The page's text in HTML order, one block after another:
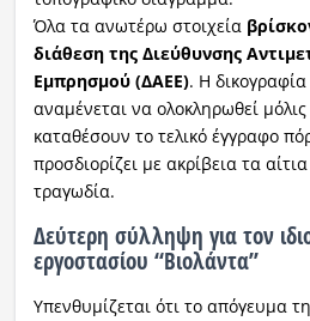
Όλα τα ανωτέρω στοιχεία
διάθεση της Διεύθυνσης
Εμπρησμού (ΔΑΕΕ). Η
αναμένεται να ολοκληρωθεί
καταθέσουν το τελικό έγγραφο
προσδιορίζει με ακρίβεια τα
τραγωδία.
Δεύτερη σύλληψη για τον
εργοστασίου “Βιολάντα”
Υπενθυμίζεται ότι το απόγευμα